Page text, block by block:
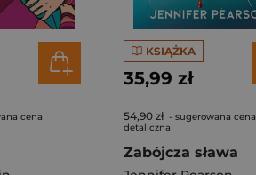
cena
KSIĄŻKA
35,99 zł
54,90 zł - sugerowana cena
detaliczna
Zabójcza sława